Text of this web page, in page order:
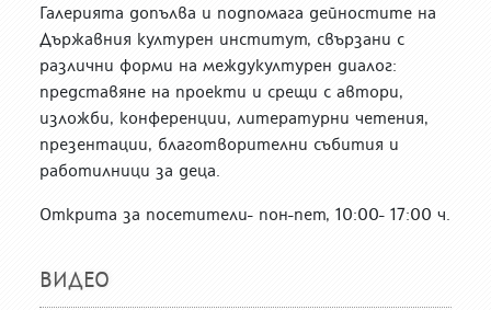
Галерията допълва и подпомага дейностите на
Държавния културен институт, свързани с
различни форми на междукултурен диалог:
представяне на проекти и срещи с автори,
изложби, конференции, литературни четения,
презентации, благотворителни събития и
работилници за деца.
Открита за посетители- пон-пет, 10:00- 17:00 ч.
ВИДЕО